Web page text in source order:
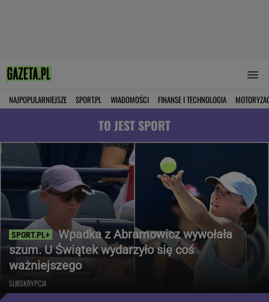
NAJPOPULARNIEJSZE SPORT.PL WIADOMOŚCI FINANSE I TECHNOLOGIA
TO JEST SPORT
Wpadka z Abramowicz wywołała
szum. U Świątek wydarzyło się coś
ważniejszego
SUBSKRYPCJA